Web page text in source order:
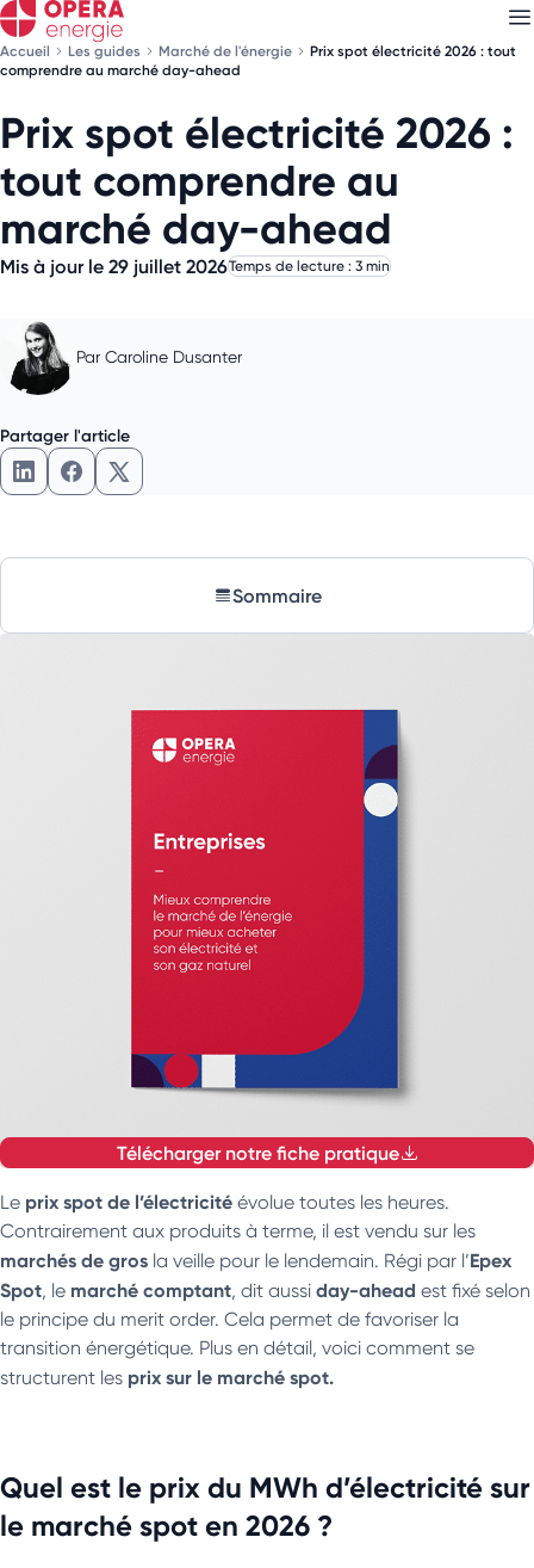
Accueil Les guides Marché de l'énergie
Prix spot électricité 2026 : tout
comprendre au marché day-ahead
Prix spot électricité 2026 :
tout comprendre au
marché day-ahead
Mis à jour le 29 juillet 2026Temps de lecture : 3 min
Par Caroline Dusanter
Partager l'article
Partager l'article sur LinkedIn
Partager l'article sur Facebook
Partager l'article sur X
Sommaire
Télécharger notre fiche pratique
Le prix spot de l’électricité évolue toutes les heures.
Contrairement aux produits à terme, il est vendu sur les
marchés de gros la veille pour le lendemain. Régi par l’Epex
Spot, le marché comptant, dit aussi day-ahead est fixé selon
le principe du merit order. Cela permet de favoriser la
transition énergétique. Plus en détail, voici comment se
structurent les prix sur le marché spot.
Quel est le prix du MWh d’électricité sur
le marché spot en 2026 ?
Découvrez nosnewsletters
Choisissez les newsletters qui vous intéressent